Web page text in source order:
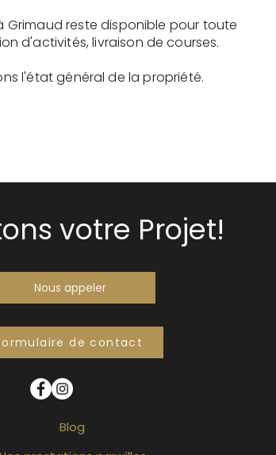
reste disponible pour toute
d'activités, livraison de courses.
l'état général de la propriété.
votre Projet!
Nous appeler
de contact
Blog